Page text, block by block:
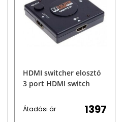
HDMI switcher elosztó
3 port HDMI switch
Átadási ár 1397